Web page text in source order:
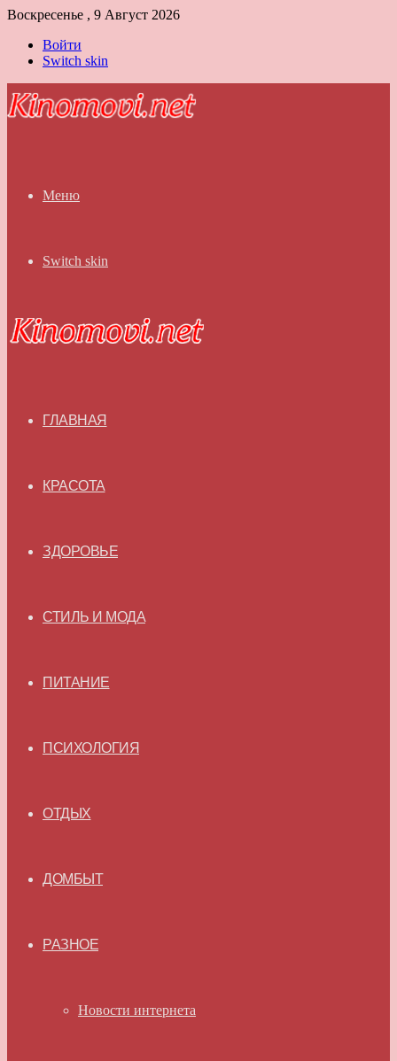
Воскресенье , 9 Август 2026
Войти
Switch skin
Меню
Switch skin
ГЛАВНАЯ
КРАСОТА
ЗДОРОВЬЕ
СТИЛЬ И МОДА
ПИТАНИЕ
ПСИХОЛОГИЯ
ОТДЫХ
ДОМБЫТ
РАЗНОЕ
Новости интернета